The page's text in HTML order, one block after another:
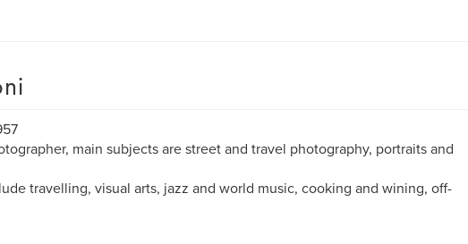
main subjects are street and travel photography, portraits and
travelling, visual arts, jazz and world music, cooking and wining, off-